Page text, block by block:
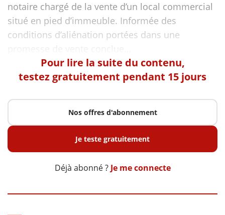
notaire chargé de la vente d’un local commercial
situé en pied d’immeuble. Informée des
conditions d’aliénation portées dans une
Pour lire la suite du contenu,
testez gratuitement pendant 15 jours
Nos offres d'abonnement
Je teste gratuitement
Déjà abonné ? Je me connecte